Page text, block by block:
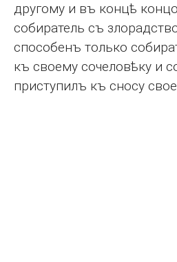
другому и въ концѣ
собиратель съ
способенъ только
къ своему сочеловѣку и
приступилъ къ сносу